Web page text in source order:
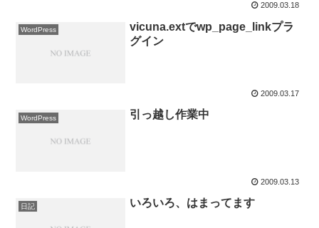
2009.03.18
WordPress
vicuna.extでwp_page_linkプラ
グイン
2009.03.17
WordPress 引っ越し作業中
2009.03.13
日記 いろいろ、はまってます